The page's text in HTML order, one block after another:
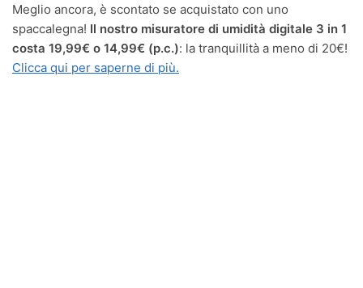
Meglio ancora, è scontato se acquistato con uno
spaccalegna! Il nostro misuratore di umidità digitale 3 in 1
costa 19,99€ o 14,99€ (p.c.): la tranquillità a meno di 20€!
Clicca qui per saperne di più.